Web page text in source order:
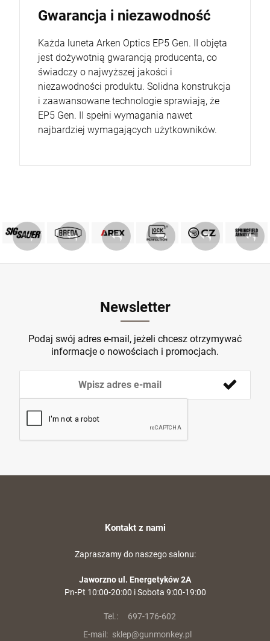
Gwarancja i niezawodność
Każda luneta Arken Optics EP5 Gen. II objęta
jest dożywotnią gwarancją producenta, co
świadczy o najwyższej jakości i
niezawodności produktu. Solidna konstrukcja
i zaawansowane technologie sprawiają, że
EP5 Gen. II spełni wymagania nawet
najbardziej wymagających użytkowników.
Newsletter
Podaj swój adres e-mail, jeżeli chcesz otrzymywać
informacje o nowościach i promocjach.
Kontakt z nami
Zapraszamy do naszego salonu:
Jaworzno ul. Energetyków 2A
Pn-Pt 10:00-20:00 i Sobota 9:00-19:00
Tel.:
697-176-602
E-mail: sklep@gunmonkey.pl